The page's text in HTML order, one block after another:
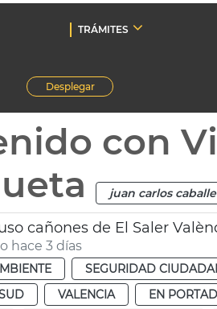
TRÁMITES
Desplegar
con
juan carlos
cañones de El Saler
hace 3 días
SEGURIDAD
VALENCIA EN